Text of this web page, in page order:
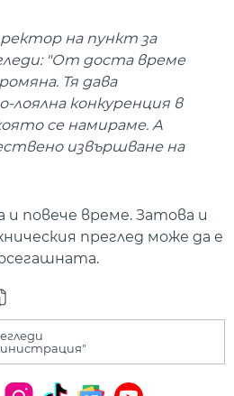
на пункт за
"От доста време
Тя дава
лоялна конкуренция в
се намираме. А
извършване на
и повече време. Затова и
преглед може да е